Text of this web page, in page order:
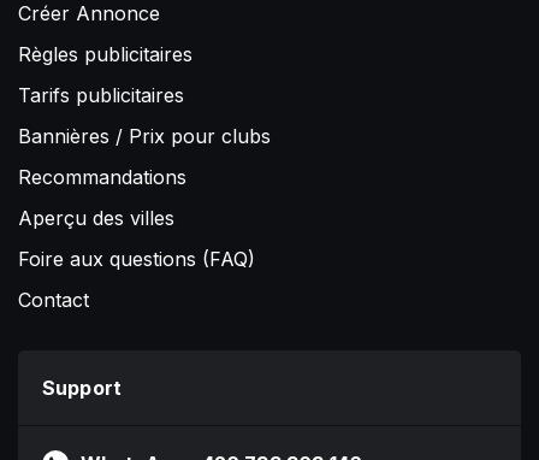
Créer Annonce
Règles publicitaires
Tarifs publicitaires
Bannières / Prix pour clubs
Recommandations
Aperçu des villes
Foire aux questions (FAQ)
Contact
Support